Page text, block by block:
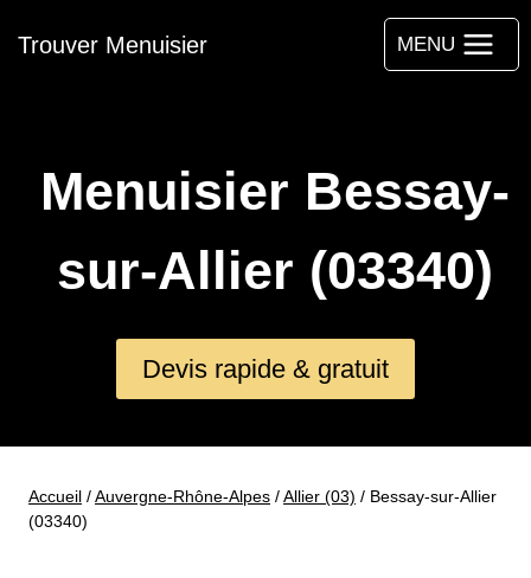
auTrouver Menuisier MENU
Menuisier Bessay-
sur-Allier (03340)
Devis rapide & gratuit
Accueil /Auvergne-Rhône-Alpes /Allier (03) / Bessay-sur-Allier
(03340)